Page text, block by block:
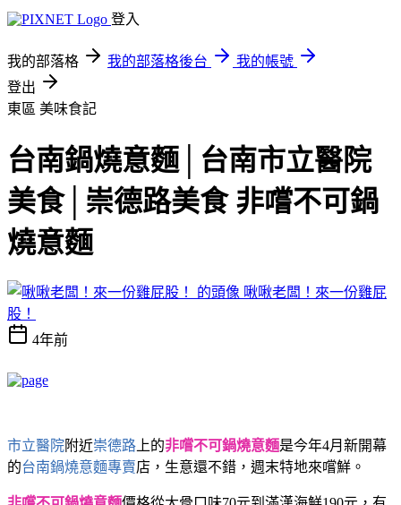
登入
我的部落格 我的部落格後台
我的帳號
登出
東區 美味食記
台南鍋燒意麵│台南市立醫院
美食│崇德路美食 非嚐不可鍋
燒意麵
啾啾老闆！來一份雞屁
股！
4年前
市立醫院附近崇德路 上的非嚐不可鍋燒意麵是今年4月新開幕
的台南鍋燒意麵專賣店，生意還不錯，週末特地來嚐鮮。